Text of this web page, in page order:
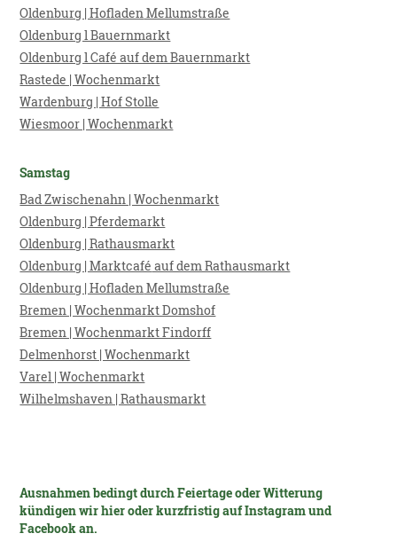
Oldenburg | Hofladen Mellumstraße
Oldenburg l Bauernmarkt
Oldenburg l Café auf dem Bauernmarkt
Rastede | Wochenmarkt
Wardenburg | Hof Stolle
Wiesmoor | Wochenmarkt
Samstag
Bad Zwischenahn | Wochenmarkt
Oldenburg | Pferdemarkt
Oldenburg | Rathausmarkt
Oldenburg | Marktcafé auf dem Rathausmarkt
Oldenburg | HofladenMellumstraße
Bremen | Wochenmarkt Domshof
Bremen | Wochenmarkt Findorff
Delmenhorst | Wochenmarkt
Varel | Wochenmarkt
Wilhelmshaven | Rathausmarkt
Ausnahmen bedingt durch Feiertage oder Witterung
kündigen wir hier oder kurzfristig auf Instagram und
Facebook an.